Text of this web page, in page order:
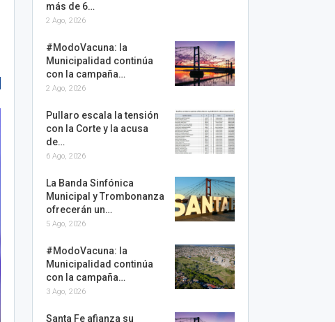
más de 6…
2 Ago, 2026
#ModoVacuna: la
Municipalidad continúa
con la campaña…
2 Ago, 2026
Pullaro escala la tensión
con la Corte y la acusa
de…
6 Ago, 2026
La Banda Sinfónica
Municipal y Trombonanza
ofrecerán un…
5 Ago, 2026
#ModoVacuna: la
Municipalidad continúa
con la campaña…
3 Ago, 2026
Santa Fe afianza su